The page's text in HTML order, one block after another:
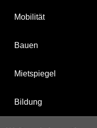
Mobilität
Bauen
Mietspiegel
Bildung